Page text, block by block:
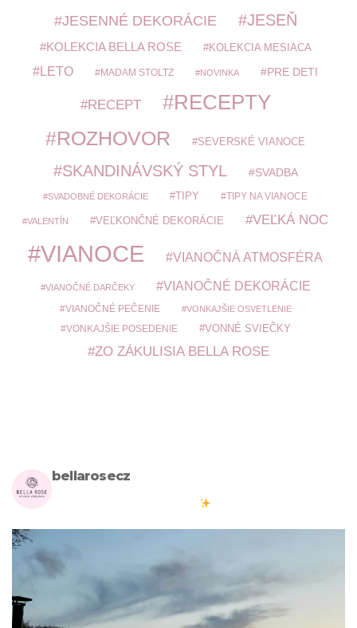
JESENNÉ DEKORÁCIE JESEŇ
KOLEKCIA BELLA ROSE KOLEKCIA MESIACA
LETO MADAM STOLTZ NOVINKA PRE DETI
RECEPT
RECEPTY
ROZHOVOR
SEVERSKÉ VIANOCE
SKANDINÁVSKÝ STYL SVADBA
SVADOBNÉ DEKORÁCIE TIPY TIPY NA VIANOCE
VALENTÍN VEĽKONČNÉ DEKORÁCIE VEĽKÁ NOC
VIANOCE VIANOČNÁ ATMOSFÉRA
VIANOČNÉ DARČEKY VIANOČNÉ DEKORÁCIE
VIANOČNÉ PEČENIE VONKAJŠIE OSVETLENIE
VONKAJŠIE POSEDENIE VONNÉ SVIEČKY
ZO ZÁKULISIA BELLA ROSE
bellarosecz